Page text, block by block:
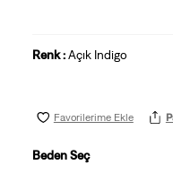
Renk :Açık Indigo
Favorilerime Ekle
Beden Seç